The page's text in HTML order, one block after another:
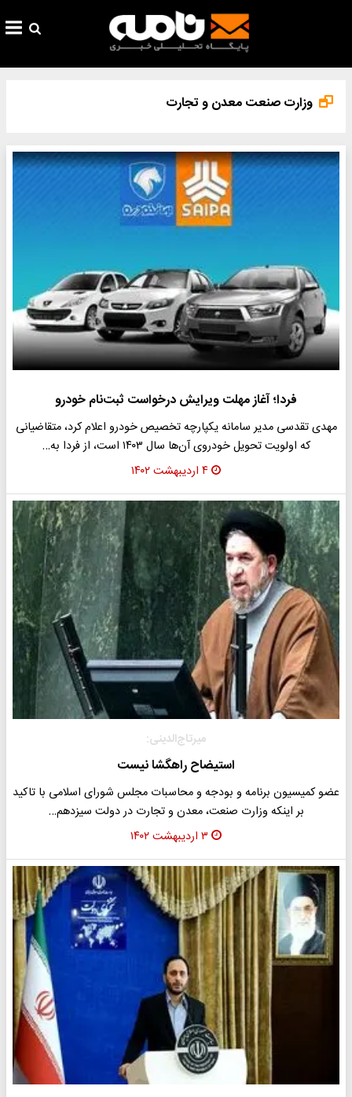
وزارت صنعت معدن و تجارت
فردا؛ آغاز مهلت ویرایش درخواست ثبت‌نام خودرو
مهدی تقدسی مدیر سامانه یکپارچه تخصیص خودرو اعلام کرد، متقاضیانی
که اولویت تحویل خودروی آن‌ها سال ۱۴۰۳ است، از فردا به…
۴ اردیبهشت ۱۴۰۲
میرتاج‌الدینی:
استیضاح راهگشا نیست
عضو کمیسیون برنامه و بودجه و محاسبات مجلس شورای اسلامی با تاکید
بر اینکه وزارت صنعت، معدن و تجارت در دولت سیزدهم…
۳ اردیبهشت ۱۴۰۲